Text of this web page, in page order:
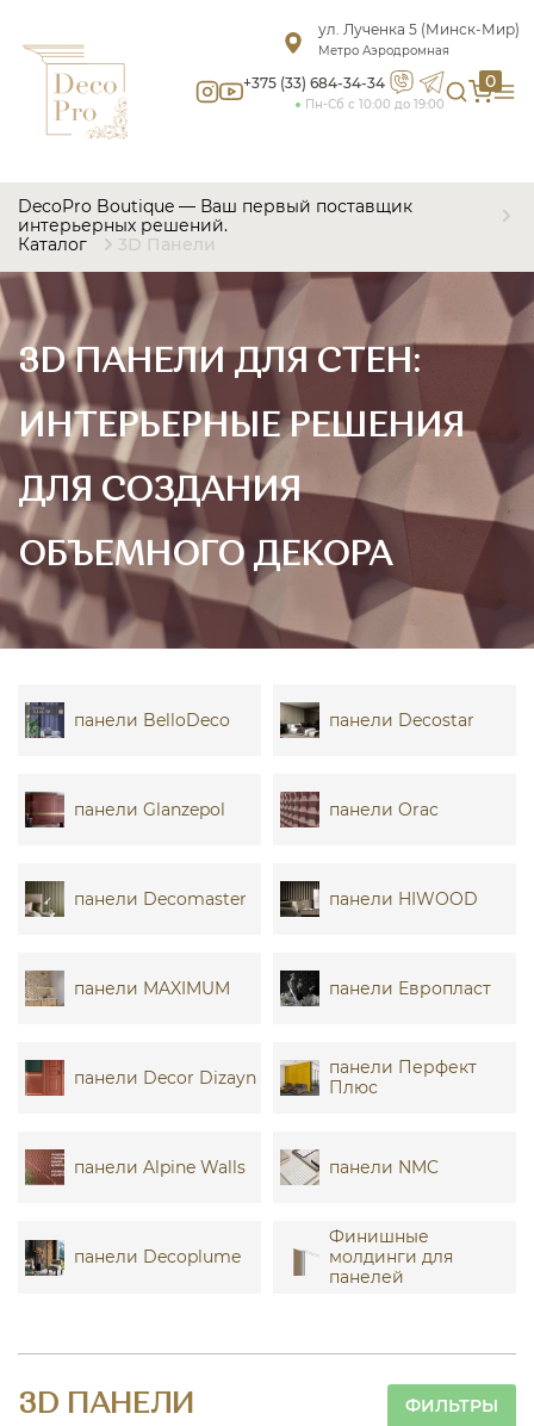
ул. Лученка 5 (Минск-Мир)
Метро Аэродромная
+375 (33) 684-34-34
Пн-Сб с 10:00 до 19:00
0
DecoPro Boutique — Ваш первый поставщик
интерьерных решений.
Каталог
3D Панели
3D ПАНЕЛИ ДЛЯ СТЕН:
ИНТЕРЬЕРНЫЕ РЕШЕНИЯ
ДЛЯ СОЗДАНИЯ
ОБЪЕМНОГО ДЕКОРА
панели BelloDeco панели Decostar
панели Glanzepol панели Orac
панели Decomaster панели HIWOOD
панели MAXIMUM панели Европласт
панели Decor Dizayn
панели Перфект
Плюс
панели Alpine Walls панели NMC
панели Decoplume
Финишные
молдинги для
панелей
3D ПАНЕЛИ ФИЛЬТРЫ